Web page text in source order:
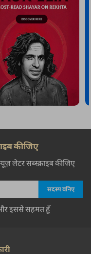
कीजिए
लेटर सब्स्क्राइब कीजिए
इससे सहमत हूँ